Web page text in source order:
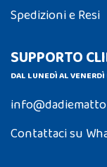
Spedizioni e Resi
SUPPORTO
DAL LUNEDÌ AL
Contattaci su